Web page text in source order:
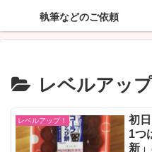
執筆などのご依頼
レベルアップ
レベルアップ！
初
1つ
新